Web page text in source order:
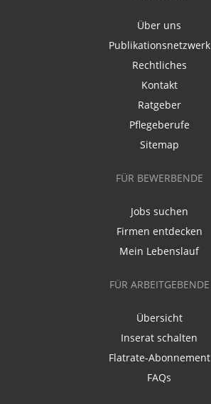
Über uns
Publikationsnetzwerk
Rechtliches
Kontakt
Ratgeber
Pflegeberufe
Sitemap
FÜR BEWERBENDE
Jobs suchen
Firmen entdecken
Mein Lebenslauf
FÜR ARBEITGEBENDE
Übersicht
Inserat schalten
Flatrate-Abonnement
FAQs